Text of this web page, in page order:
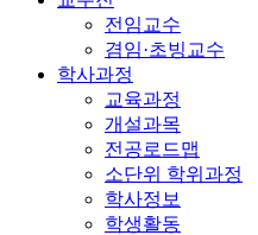
전임교수
겸임·초빙교수
학사과정
교육과정
개설과목
전공로드맵
소단위 학위과정
학사정보
학생활동